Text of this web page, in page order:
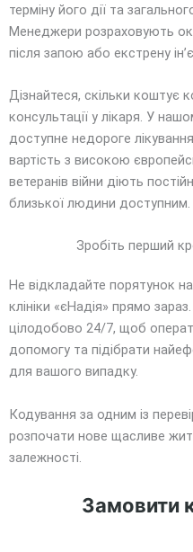
терміну його дії та
Менеджери розраховують
після запою або екстрену
Дізнайтеся, скільки коштує
консультації у лікаря. У
доступне недороге
вартість з високою
ветеранів війни діють
близької людини доступним.
Зробіть перший
Не відкладайте порятунок
клініки «єНадія» прямо
цілодобово 24/7, щоб
допомогу та підібрати
для вашого випадку.
Кодування за одним із
розпочати нове щасливе
залежності.
Замовити